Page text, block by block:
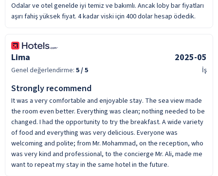
Odalar ve otel genelde iyi temiz ve bakımlı. Ancak loby bar fiyatları
aşırı fahiş yüksek fiyat. 4 kadar viski için 400 dolar hesap ödedik.
Lima 2025-05
Genel değerlendirme: 5/ 5 İş
Strongly recommend
It was a very comfortable and enjoyable stay. The sea view made
the room even better. Everything was clean; nothing needed to be
changed. I had the opportunity to try the breakfast. A wide variety
of food and everything was very delicious. Everyone was
welcoming and polite; from Mr. Mohammad, on the reception, who
was very kind and professional, to the concierge Mr. Ali, made me
want to repeat my stay in the same hotel in the future.